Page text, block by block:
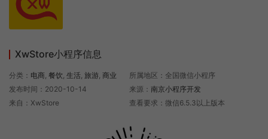
XwStore小程序信息
分类： 电商, 餐饮, 生活, 旅游, 商业
发布时间：2020-10-14
来自：XwStore
所属地区：全国微信小程序
来源：南京小程序开发
查看要求：微信6.5.3以上版本